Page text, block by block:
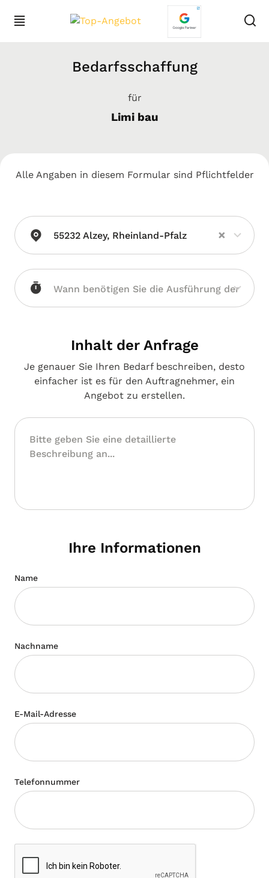
Bedarfsschaffung
für
Limi bau
Alle Angaben in diesem Formular sind Pflichtfelder
55232 Alzey, Rheinland-Pfalz ×
Inhalt der Anfrage
Je genauer Sie Ihren Bedarf beschreiben, desto
einfacher ist es für den Auftragnehmer, ein
Angebot zu erstellen.
Ihre Informationen
Name
Nachname
E-Mail-Adresse
Telefonnummer